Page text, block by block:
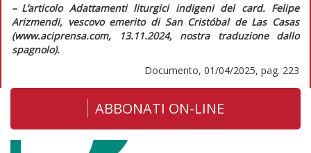
–L’articolo Adattamenti liturgici indigenidel card. Felipe
Arizmendi, vescovo emerito di San Cristóbal de Las Casas
(www.aciprensa.com, 13.11.2024, nostra traduzione dallo
spagnolo).
Documento, 01/04/2025, pag. 223
ABBONATI ON-LINE